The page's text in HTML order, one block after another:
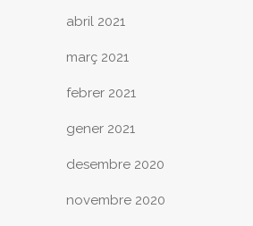
abril 2021
març 2021
febrer 2021
gener 2021
desembre 2020
novembre 2020